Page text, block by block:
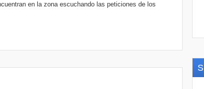
en la zona escuchando las peticiones de los